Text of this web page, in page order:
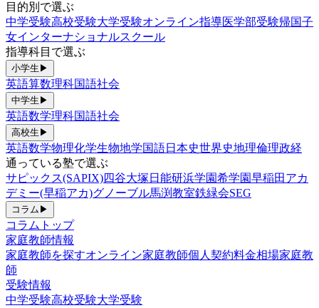
目的別で選ぶ
中学受験高校受験大学受験オンライン指導医学部受験帰国子
女インターナショナルスクール
指導科目で選ぶ
小学生 ▶
英語算数理科国語社会
中学生 ▶
英語数学理科国語社会
高校生 ▶
英語数学物理化学生物地学国語日本史世界史地理倫理政経
通っている塾で選ぶ
サピックス(SAPIX)四谷大塚 日能研浜学園希学園早稲田アカ
デミー(早稲アカ)グノーブル馬渕教室鉄緑会SEG
コラム ▶
コラムトップ
家庭教師情報
家庭教師を探すオンライン家庭教師個人契約料金相場家庭教
師
受験情報
中学受験高校受験大学受験